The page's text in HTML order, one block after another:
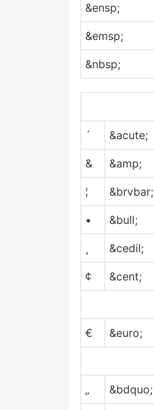
&ensp;
&emsp;
&nbsp;
´ &acute;
& &amp;
¦ &brvbar;
• &bull;
&cedil;
¢ &cent;
€ &euro;
„ &bdquo;